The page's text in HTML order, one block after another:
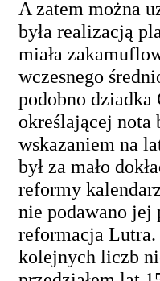
A zatem można
była realizacją
miała
wczesnego
podobno
określającej nota
wskazaniem na
był za mało
reformy
nie podawano jej
reformacja Lutra.
kolejnych liczb